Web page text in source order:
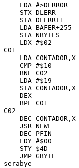
    LDA #>DERROR	;$CC
    STX DLERR		;$CC4E
    STA DLERR+1		;$CC4F
    LDA BAFER+255
    STA NBYTES
    LDX #$02
C01
    LDA CONTADOR,X
    CMP #$10
    BNE C02
    LDA #$19
    STA CONTADOR,X
    DEX
    BPL C01
C02
    DEC CONTADOR,X
    JSR NEWL
    DEC PFIN
    LDY #$00
    STY $4D
    JMP GBYTE
serabye